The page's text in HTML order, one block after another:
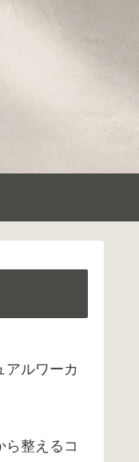
アルワーカ
ら整えるコ